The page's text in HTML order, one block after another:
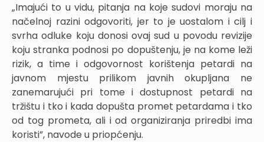
„Imajući to u vidu, pitanja na koje sudovi moraju na
načelnoj razini odgovoriti, jer to je uostalom i cilj i
svrha odluke koju donosi ovaj sud u povodu revizije
koju stranka podnosi po dopuštenju, je na kome leži
rizik, a time i odgovornost korištenja petardi na
javnom mjestu prilikom javnih okupljana ne
zanemarujući pri tome i dostupnost petardi na
tržištu i tko i kada dopušta promet petardama i tko
od tog prometa, ali i od organiziranja priredbi ima
koristi”, navode u priopćenju.